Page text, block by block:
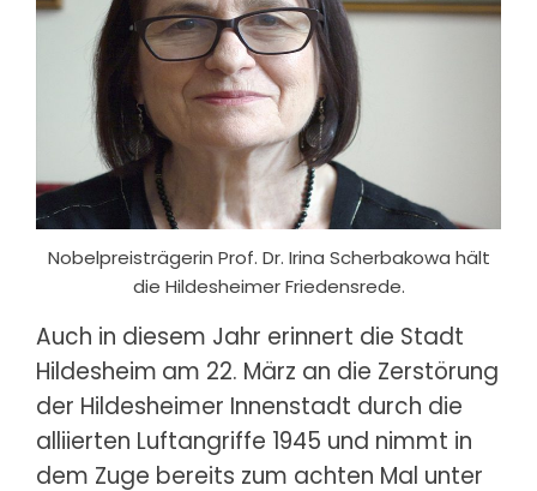
Nobelpreisträgerin Prof. Dr. Irina Scherbakowa hält
die Hildesheimer Friedensrede.
Auch in diesem Jahr erinnert die Stadt
Hildesheim am 22. März an die Zerstörung
der Hildesheimer Innenstadt durch die
alliierten Luftangriffe 1945 und nimmt in
dem Zuge bereits zum achten Mal unter